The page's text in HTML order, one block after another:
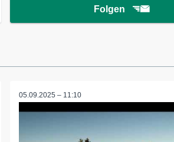
Folgen
05.09.2025 – 11:10